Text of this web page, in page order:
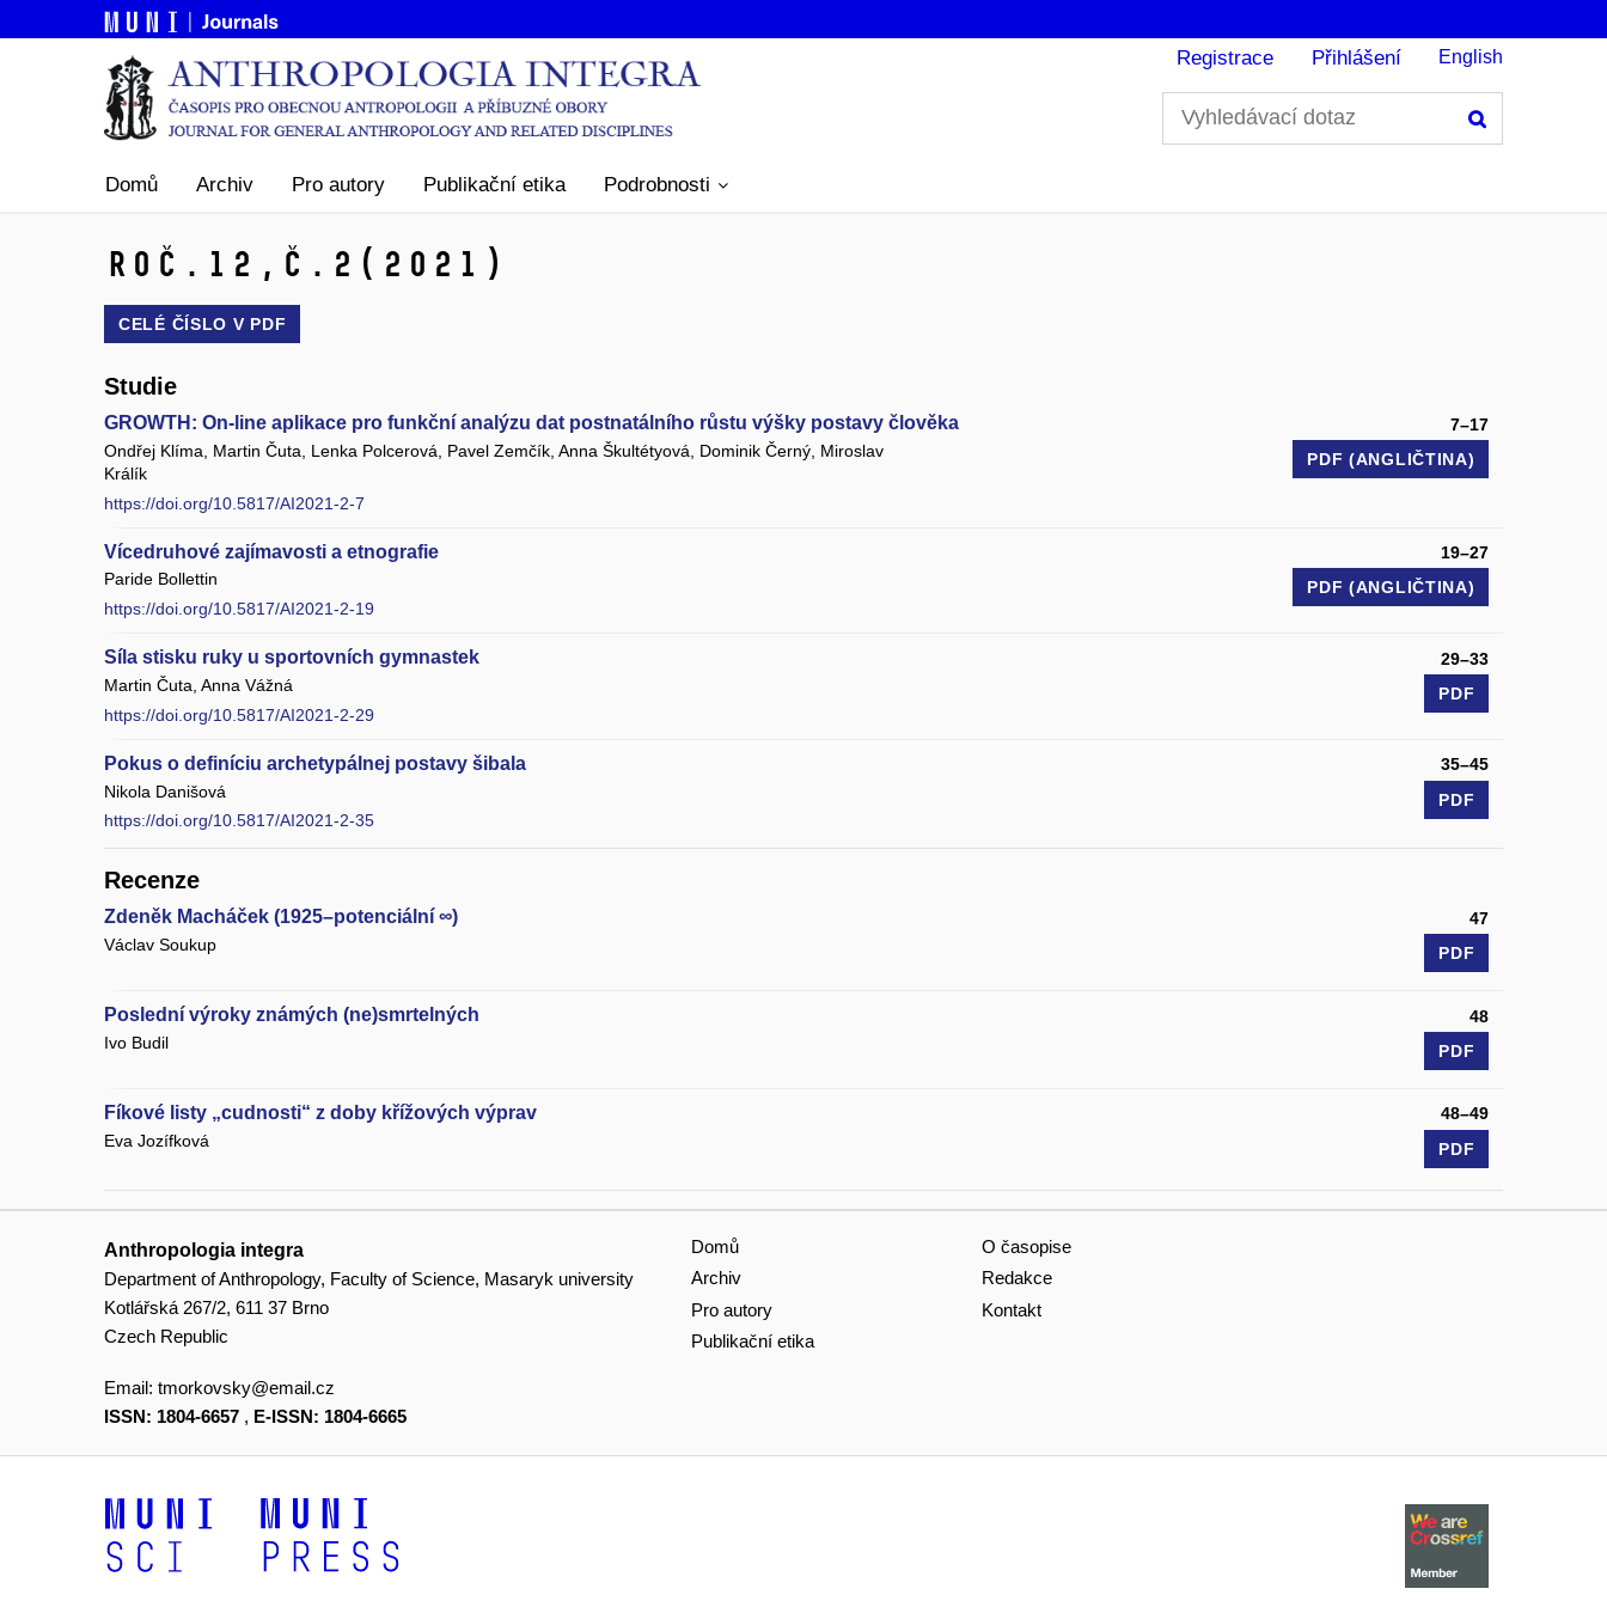
Registrace Přihlášení English
Domů Archiv Pro autory Publikační etika Podrobnosti
Roč.12, č.2 (2021)
CELÉ ČÍSLO V PDF
Studie
GROWTH: On-line aplikace pro funkční analýzu dat postnatálního růstu výšky postavy člověka
7–17
Ondřej Klíma, Martin Čuta, Lenka Polcerová, Pavel Zemčík, Anna Škultétyová, Dominik Černý, Miroslav
Králík
https://doi.org/10.5817/AI2021-2-7
PDF (ANGLIČTINA)
Vícedruhové zajímavosti a etnografie
19–27
Paride Bollettin
https://doi.org/10.5817/AI2021-2-19
PDF (ANGLIČTINA)
Síla stisku ruky u sportovních gymnastek
29–33
Martin Čuta, Anna Vážná
https://doi.org/10.5817/AI2021-2-29
PDF
Pokus o definíciu archetypálnej postavy šibala
35–45
Nikola Danišová
https://doi.org/10.5817/AI2021-2-35
PDF
Recenze
Zdeněk Macháček (1925–potenciální ∞)
47
Václav Soukup
PDF
Poslední výroky známých (ne)smrtelných
48
Ivo Budil
PDF
Fíkové listy „cudnosti“ z doby křížových výprav
48–49
Eva Jozífková
PDF
Anthropologia integra
Department of Anthropology, Faculty of Science, Masaryk university
Kotlářská 267/2, 611 37 Brno
Czech Republic
Email: tmorkovsky@email.cz
ISSN: 1804-6657 , E-ISSN: 1804-6665
Domů
Archiv
Pro autory
Publikační etika
O časopise
Redakce
Kontakt